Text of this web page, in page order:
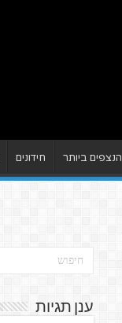
הנצפים ביותר חידונים
ענן תגיות